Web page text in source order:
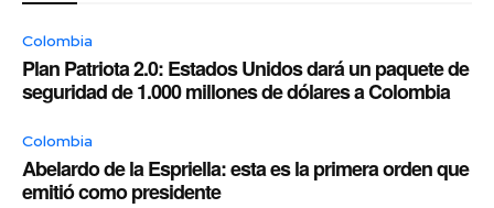
Colombia
Plan Patriota 2.0: Estados Unidos dará un paquete de
seguridad de 1.000 millones de dólares a Colombia
Colombia
Abelardo de la Espriella: esta es la primera orden que
emitió como presidente